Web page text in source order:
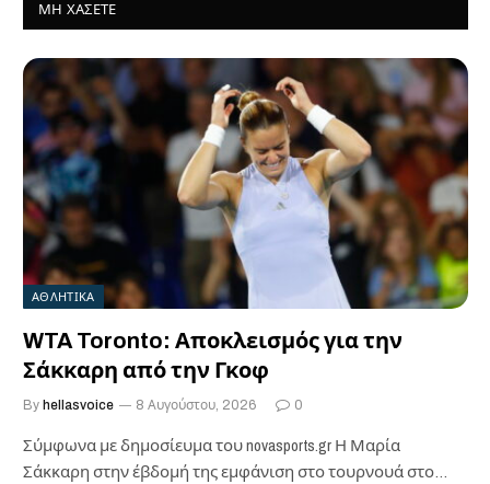
ΜΗ ΧΆΣΕΤΕ
ΑΘΛΗΤΙΚΑ
WTA Toronto: Αποκλεισμός για την
Σάκκαρη από την Γκοφ
By hellasvoice 8 Αυγούστου, 2026 0
Σύμφωνα με δημοσίευμα του novasports.gr Η Μαρία
Σάκκαρη στην έβδομή της εμφάνιση στο τουρνουά στο…